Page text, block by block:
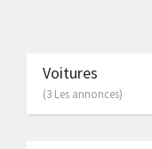
Voitures
(3 Les annonces)